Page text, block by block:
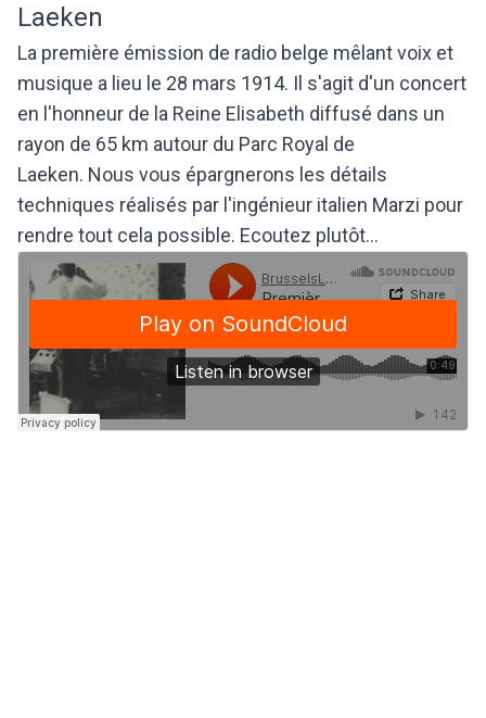
Laeken
La première émission de radio belge mêlant voix et
musique a lieu le 28 mars 1914. Il s'agit d'un concert
en l'honneur de la Reine Elisabeth diffusé dans un
rayon de 65 km autour du Parc Royal de
Laeken. Nous vous épargnerons les détails
techniques réalisés par l'ingénieur italien Marzi pour
rendre tout cela possible. Ecoutez plutôt...